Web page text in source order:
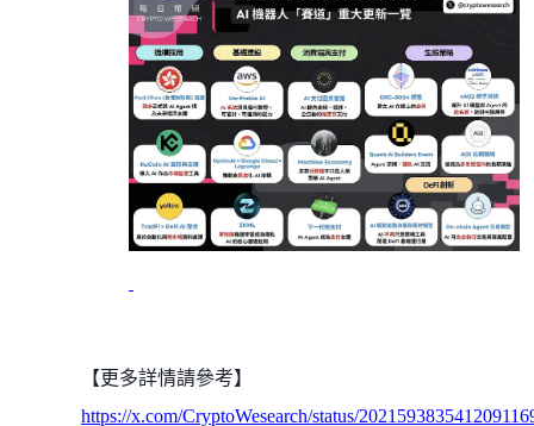
【更多詳情請參考】
https://x.com/CryptoWesearch/status/